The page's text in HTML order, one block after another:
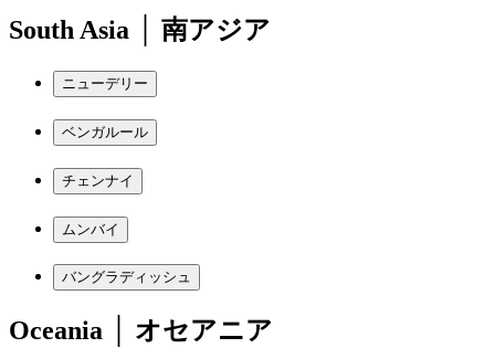
South Asia │ 南アジア
ニューデリー
ベンガルール
チェンナイ
ムンバイ
バングラディッシュ
Oceania │ オセアニア